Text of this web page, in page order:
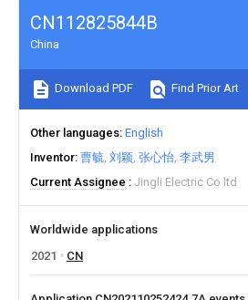
CN112825844B
China
Download PDF Find Prior Art
Other languages English
Inventor 曹毓 刘颖 张心怡 李武男
Current Assignee
Jingli Electric Co ltd
Worldwide applications
2021
CN